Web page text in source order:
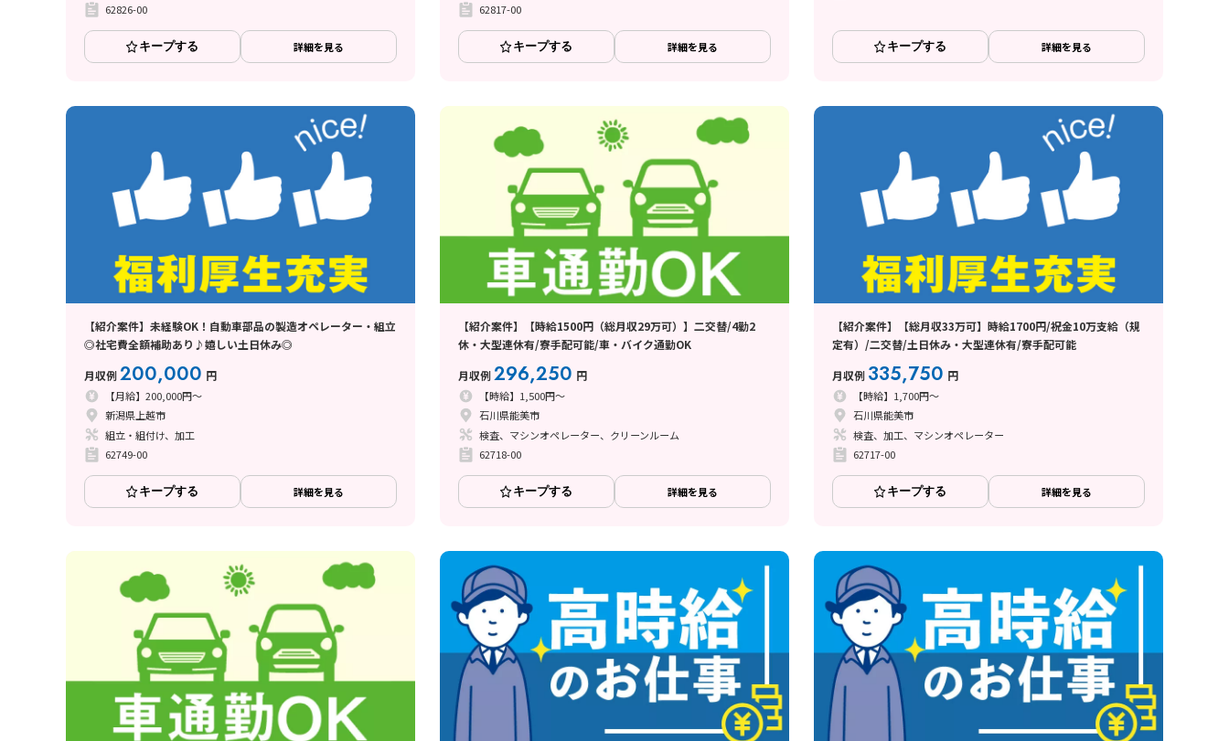
62826-00
キープする 詳細を見る
62817-00
キープする 詳細を見る キープする 詳細を見る
【紹介案件】未経験OK！自動車部品の製造オペレーター・組立
◎社宅費全額補助あり♪嬉しい土日休み◎
月収例200,000 円
【月給】200,000円～
新潟県上越市
組立・組付け、加工
62749-00
キープする 詳細を見る
【紹介案件】【時給1500円（総月収29万可）】二交替/4勤2
休・大型連休有/寮手配可能/車・バイク通勤OK
月収例296,250 円
【時給】1,500円～
石川県能美市
検査、マシンオペレーター、クリーンルーム
62718-00
キープする 詳細を見る
【紹介案件】【総月収33万可】時給1700円/祝金10万支給（規
定有）/二交替/土日休み・大型連休有/寮手配可能
月収例 335,750 円
【時給】1,700円～
石川県能美市
検査、加工、マシンオペレーター
62717-00
キープする 詳細を見る